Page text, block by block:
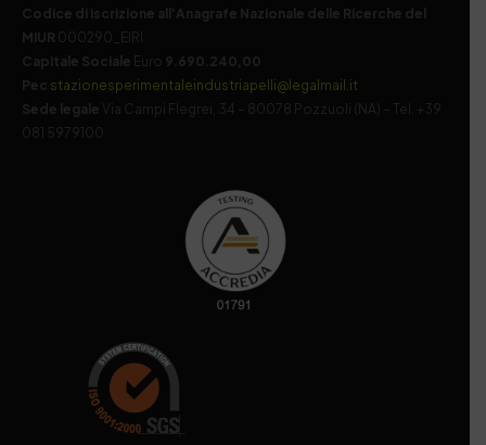
Codice di iscrizione all’Anagrafe Nazionale delle Ricerche del
MIUR 000290_EIRI
Capitale Sociale Euro 9.690.240,00
Pec stazionesperimentaleindustriapelli@legalmail.it
Sede legale
Via Campi Flegrei, 34 – 80078 Pozzuoli (NA) – Tel. +39
081 5979100